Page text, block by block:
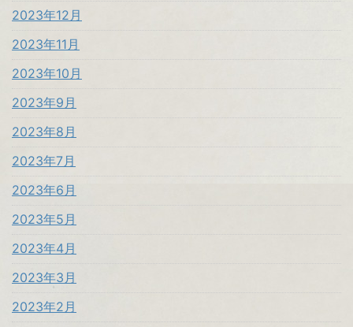
2023年12月
2023年11月
2023年10月
2023年9月
2023年8月
2023年7月
2023年6月
2023年5月
2023年4月
2023年3月
2023年2月